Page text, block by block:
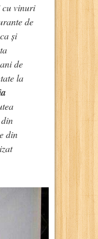
cu vinuri
de
și
de
la
din
din